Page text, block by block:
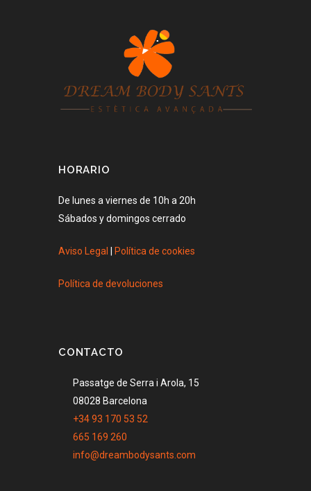
HORARIO
De lunes a viernes de 10h a 20h
Sábados y domingos cerrado
Aviso Legal Política de cookies
Política de devoluciones
CONTACTO
Passatge de Serra i Arola, 15
08028 Barcelona
+34 93 170 53 52
665 169 260
info@dreambodysants.com